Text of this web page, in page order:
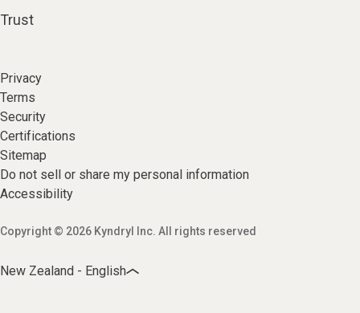
Trust
Privacy
Terms
Security
Certifications
Sitemap
Do not sell or share my personal information
Accessibility
Copyright © 2026 Kyndryl Inc. All rights reserved
New Zealand - English